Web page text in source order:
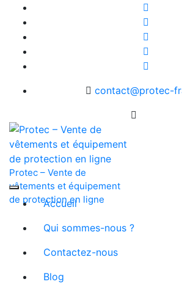
content
contact@protec-
Protec – Vente de
vêtements et équipement
de protection en ligne
Accueil
Qui sommes-nous ?
Contactez-nous
Blog